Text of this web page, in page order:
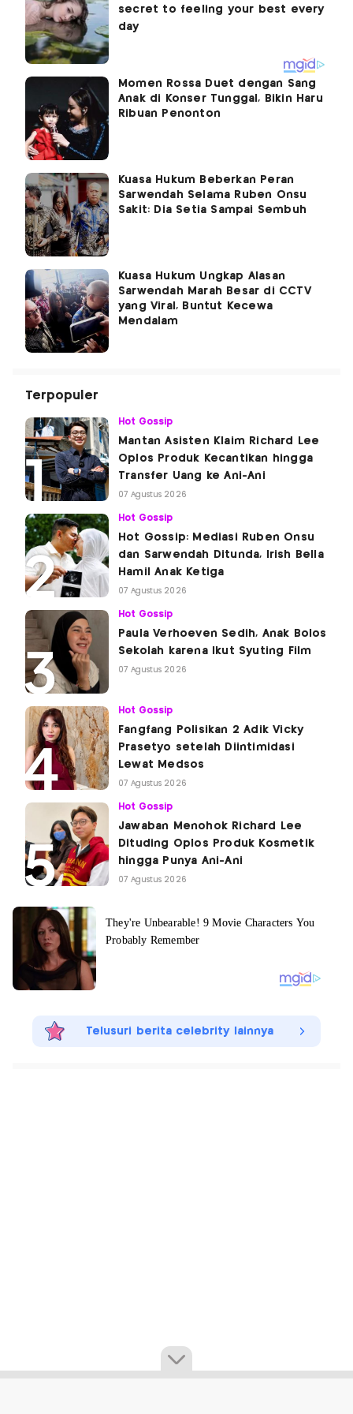
Momen Rossa Duet dengan Sang
Anak di Konser Tunggal, Bikin Haru
Ribuan Penonton
Kuasa Hukum Beberkan Peran
Sarwendah Selama Ruben Onsu
Sakit: Dia Setia Sampai Sembuh
Kuasa Hukum Ungkap Alasan
Sarwendah Marah Besar di CCTV
yang Viral, Buntut Kecewa
Mendalam
Terpopuler
Hot Gossip
Mantan Asisten Klaim Richard Lee
Oplos Produk Kecantikan hingga
Transfer Uang ke Ani-Ani
07 Agustus 2026
Hot Gossip
Hot Gossip: Mediasi Ruben Onsu
dan Sarwendah Ditunda, Irish Bella
Hamil Anak Ketiga
07 Agustus 2026
Hot Gossip
Paula Verhoeven Sedih, Anak Bolos
Sekolah karena Ikut Syuting Film
07 Agustus 2026
Hot Gossip
Fangfang Polisikan 2 Adik Vicky
Prasetyo setelah Diintimidasi
Lewat Medsos
07 Agustus 2026
Hot Gossip
Jawaban Menohok Richard Lee
Dituding Oplos Produk Kosmetik
hingga Punya Ani-Ani
07 Agustus 2026
Telusuri berita celebrity lainnya